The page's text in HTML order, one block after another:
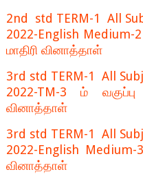
2nd std TERM-1 All
2022-English Medium-2
மாதிரி வினாத்தாள்
3rd std TERM-1 All
2022-TM-3 ம் வகுப்பு
வினாத்தாள்
3rd std TERM-1 All
2022-English Medium-
வினாத்தாள்